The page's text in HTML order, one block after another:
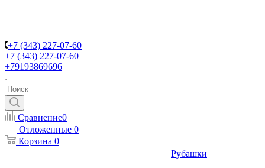
+7 (343) 227-07-60
+7 (343) 227-07-60
+79193869696
Сравнение0
Отложенные 0
Корзина 0
Рубашки